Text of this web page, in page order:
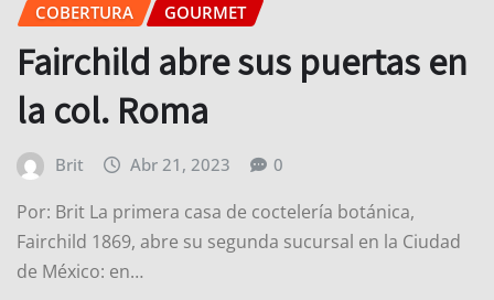
COBERTURA GOURMET
Fairchild abre sus puertas en
la col. Roma
Brit Abr 21, 2023 0
Por: Brit La primera casa de coctelería botánica,
Fairchild 1869​, abre su segunda sucursal en la Ciudad
de México: en…